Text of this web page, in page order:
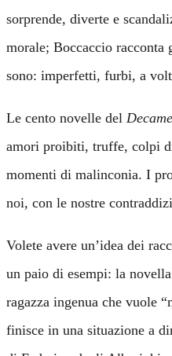
sorprende, diverte e
morale; Boccaccio
sono: imperfetti, furbi, a
Le cento novelle del
amori proibiti, truffe, colpi
momenti di malinconia. I
noi, con le nostre
Volete avere un’idea dei
un paio di esempi: la
ragazza ingenua che vuole
finisce in una situazione a